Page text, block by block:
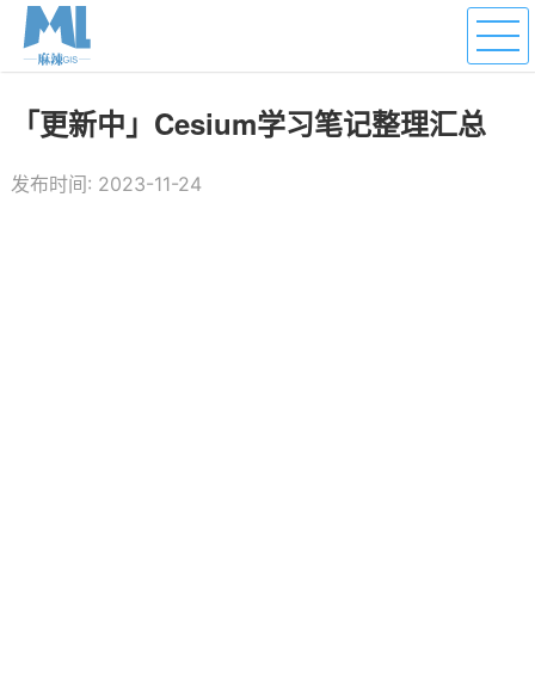
「更新中」Cesium学习笔记整理汇总
发布时间: 2023-11-24